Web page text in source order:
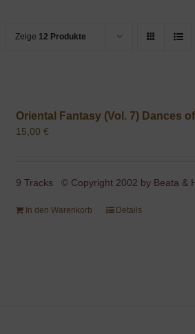
Zeige 12 Produkte
Oriental Fantasy (Vol. 7) Dances
15,00€
9 Tracks © Copyright 2002 by Beata &
In den Warenkorb Details